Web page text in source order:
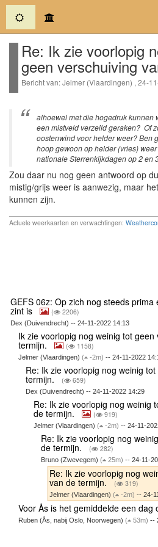
(current)
Re: Ik zie voorlopig
geen verschuiving
Bericht van: Jelmer (Vlaardingen) , 24-
alhoewel met die hogedruk kunnen
een mistveld verzeild geraken? Of
oostenwind voor helder weer? Ben
hoop gewoon op helder (vries)
nationale Sterrenkijkdagen op 2 en
Zou daar nu nog geen antwoord op
mistig/grijs weer is aanwezig, maar
kunnen zijn.
Actuele weerkaarten en verwachtingen:
GEFS 06z: Op zich nog steeds
zint is ( 2206)
Dex (Duivendrecht) -- 24-11-2022 14:13
Ik zie voorlopig nog weinig tot
termijn. ( 1158)
Jelmer (Vlaardingen) ( -2m) -- 24-11-2022
Re: Ik zie voorlopig nog weinig
termijn. ( 659)
Dex (Duivendrecht) -- 24-11-2022 14:29
Re: Ik zie voorlopig nog weinig
de termijn. ( 919)
Jelmer (Vlaardingen) ( -2m) -- 24-11-
Re: Ik zie voorlopig nog
de termijn. ( 282)
Bruno (Zwevegem)( 25m) -- 24-11-
Re: Ik zie voorlopig nog
van de termijn. ( 319)
Jelmer (Vlaardingen) ( -2m) -- 24-
Voor Ås is het gemiddelde een dag
Ruben (Ås, nabij Oslo, Noorwegen) ( 53m) --